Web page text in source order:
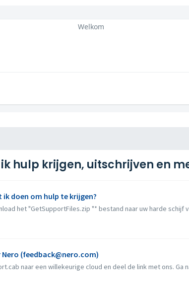
Welkom
ik hulp krijgen, uitschrijven en
doen om hulp te krijgen?
het "GetSupportFiles.zip "* bestand naar uw harde schijf
(feedback@nero.com)
naar een willekeurige cloud en deel de link met ons. Ga